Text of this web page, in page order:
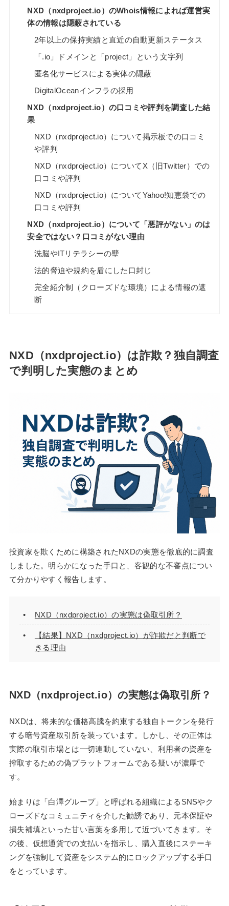
NXD（nxdproject.io）のWhois情報によれば運営実
体の情報は隠蔽されている
2年以上の保持実績と直近の自動更新ステータス
「.io」ドメインと「project」という文字列
匿名化サービスによる実体の隠蔽
DigitalOceanインフラの採用
NXD（nxdproject.io）の口コミや評判を調査した結
果
NXD（nxdproject.io）について掲示板での口コミ
や評判
NXD（nxdproject.io）についてX（旧Twitter）での
口コミや評判
NXD（nxdproject.io）についてYahoo!知恵袋での
口コミや評判
NXD（nxdproject.io）について「悪評がない」のは
安全ではない？口コミがない理由
洗脳やITリテラシーの壁
法的脅迫や規約を盾にした口封じ
完全紹介制（クローズドな環境）による情報の遮
断
NXD（nxdproject.io）は詐欺？独自調査
で判明した実態のまとめ
投資家を欺くために構築されたNXDの実態を徹底的に調査
しました。明らかになった手口と、客観的な不審点につい
て分かりやすく報告します。
NXD（nxdproject.io）の実態は偽取引所？
【結果】NXD（nxdproject.io）が詐欺だと判断で
きる理由
NXD（nxdproject.io）の実態は偽取引所？
NXDは、将来的な価格高騰を約束する独自トークンを発行
する暗号資産取引所を装っています。しかし、その正体は
実際の取引市場とは一切連動していない、利用者の資産を
搾取するための偽プラットフォームである疑いが濃厚で
す。
始まりは「白澤グループ」と呼ばれる組織によるSNSやク
ローズドなコミュニティを介した勧誘であり、元本保証や
損失補填といった甘い言葉を多用して近づいてきます。そ
の後、仮想通貨での支払いを指示し、購入直後にステーキ
ングを強制して資産をシステム的にロックアップする手口
をとっています。